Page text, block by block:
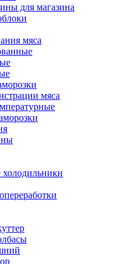
для магазина
мяса
мяса